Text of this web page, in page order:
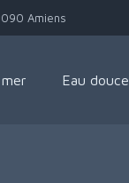
Amiens
Eau douce